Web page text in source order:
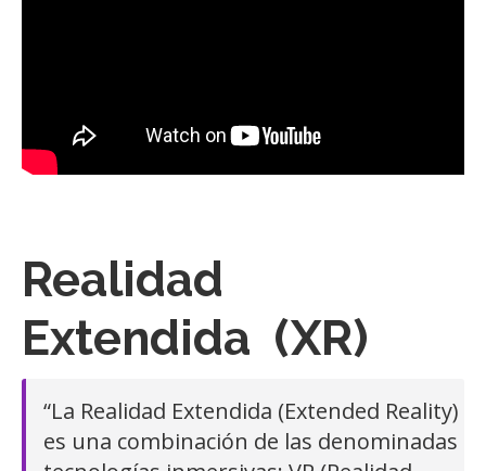
Realidad
Extendida (XR)
“La Realidad Extendida (Extended Reality)
es una combinación de las denominadas